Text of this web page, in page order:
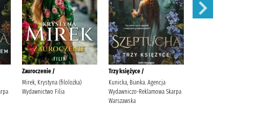
Zauroczenie /
Mirek, Krystyna (filolożka)
Wydawnictwo Filia
Trzy księżyce /
Kunicka, Bianka. Agencja
Wydawniczo-Reklamowa Skarpa
Warszawska